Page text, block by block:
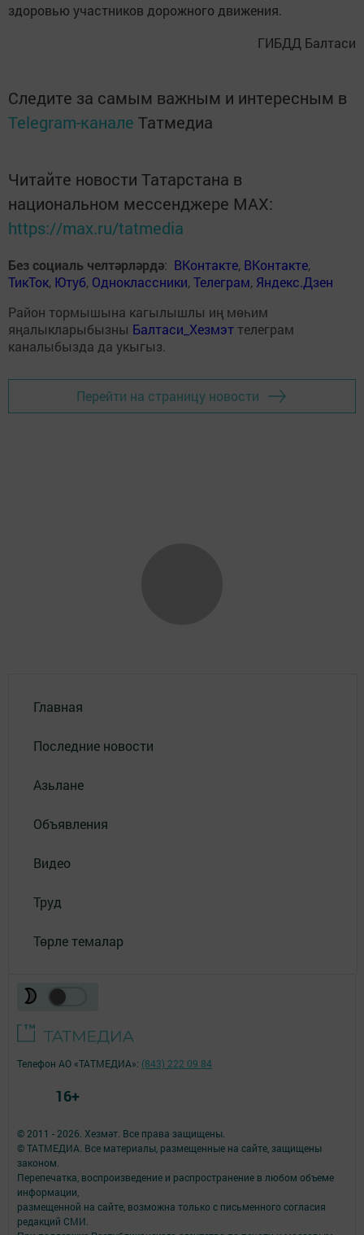
здоровью участников дорожного движения.
ГИБДД Балтаси
Следите за самым важным и интересным в
Telegram-канале Татмедиа
Читайте новости Татарстана в
национальном мессенджере MАХ:
https://max.ru/tatmedia
Без социаль челтәрләрдә: ВКонтакте, ВКонтакте,
ТикТок, Ютуб, Одноклассники,Телеграм, Яндекс.Дзен
Район тормышына кагылышлы иң мөһим
яңалыкларыбызны Балтаси_Хезмэт телеграм
каналыбызда да укыгыз.
Перейти на страницу новости
Главная
Последние новости
Азьлане
Объявления
Видео
Труд
Төрле темалар
© 2011 - 2026. Хезмәт. Все права защищены.
© ТАТМЕДИА. Все материалы, размещенные на сайте, защищены
законом.
Перепечатка, воспроизведение и распространение в любом объеме
информации,
размещенной на сайте, возможна только с письменного согласия
редакций СМИ.
Телефон АО «ТАТМЕДИА»: (843) 222 09 84
16+